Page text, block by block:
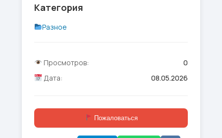
Категория
Разное
Просмотров:
0
Дата:
08.05.2026
Пожаловаться